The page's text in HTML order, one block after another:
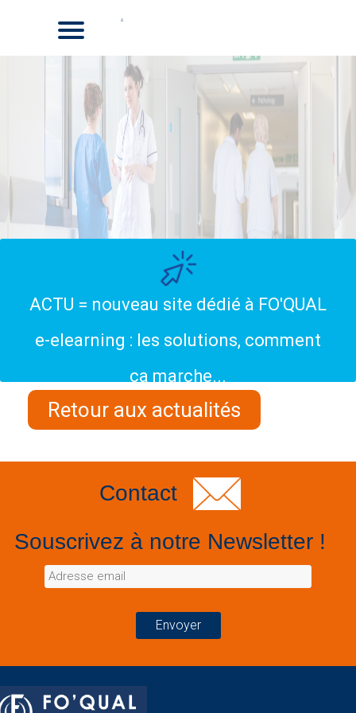
ACTU = nouveau site dédié à FO'QUAL
e-elearning : les solutions, comment
ça marche...
Retour aux actualités
Contact
Souscrivez à notre Newsletter !